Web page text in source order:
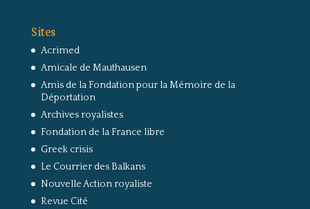
Sites
Acrimed
Amicale de Mauthausen
Amis de la Fondation pour la Mémoire de la
Déportation
Archives royalistes
Fondation de la France libre
Greek crisis
Le Courrier des Balkans
Nouvelle Action royaliste
Revue Cité